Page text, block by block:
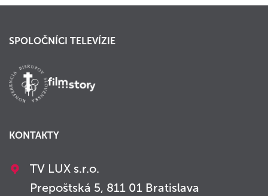
SPOLOČNÍCI TELEVÍZIE
KONTAKTY
TV LUX s.r.o.
Prepoštská 5, 811 01 Bratislava